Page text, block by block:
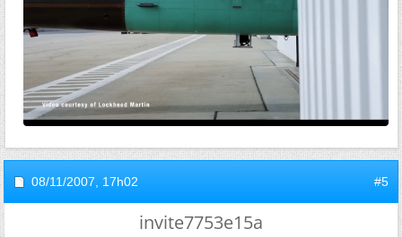
08/11/2007, 17h02 #5
invite7753e15a